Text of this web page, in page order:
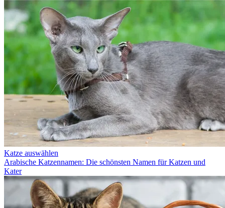
Katze auswählen
Arabische Katzennamen: Die schönsten Namen für Katzen und
Kater